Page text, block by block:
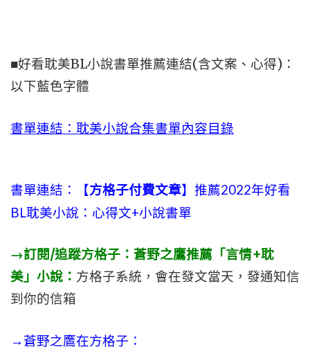
■好看耽美BL小說書單推薦連結(含文案、心得)：
以下藍色字體
書單連結：耽美小說合集書單內容目錄
書單連結：【方格子付費文章】推薦2022年好看
BL耽美小說：心得文+小說書單
→訂閱/追蹤方格子：蒼野之鷹推薦「言情+耽
美」小說： 方格子系統，會在發文當天，發通知信
到你的信箱
→蒼野之鷹在方格子：